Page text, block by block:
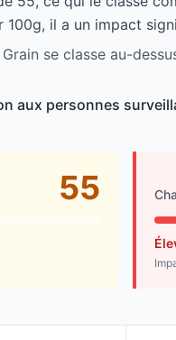
il a un impact
se classe au-
aux personnes
55